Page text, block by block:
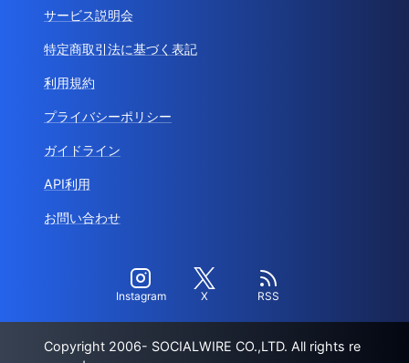
サービス説明会
特定商取引法に基づく表記
利用規約
プライバシーポリシー
ガイドライン
API利用
お問い合わせ
Instagram X RSS
Copyright 2006- SOCIALWIRE CO.,LTD. All rights re